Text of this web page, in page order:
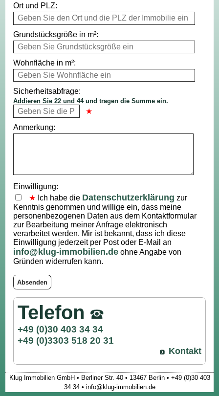
Ort und PLZ:
Grundstücksgröße in m²:
Wohnfläche in m²:
Sicherheitsabfrage:
Addieren Sie 22 und 44 und tragen die Summe ein.
Anmerkung:
Einwilligung:
Ich habe die Datenschutzerklärung zur
Kenntnis genommen und willige ein, dass meine
personenbezogenen Daten aus dem Kontaktformular
zur Bearbeitung meiner Anfrage elektronisch
verarbeitet werden. Mir ist bekannt, dass ich diese
Einwilligung jederzeit per Post oder E-Mail an
info@klug-immobilien.de ohne Angabe von
Gründen widerrufen kann.
Absenden
Telefon
+49 (0)30 403 34 34
+49 (0)3303 518 20 31
Kontakt
Klug Immobilien GmbH • Berliner Str. 40 • 13467 Berlin • +49 (0)30 403
34 34 • info@klug-immobilien.de